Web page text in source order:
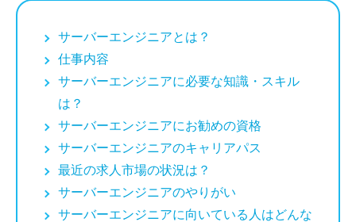
サーバーエンジニアとは？
仕事内容
サーバーエンジニアに必要な知識・スキル
は？
サーバーエンジニアにお勧めの資格
サーバーエンジニアのキャリアパス
最近の求人市場の状況は？
サーバーエンジニアのやりがい
サーバーエンジニアに向いている人はどんな